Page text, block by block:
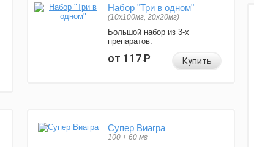
Набор "Три в одном"
(10x100мг, 20x20мг)
Большой набор из 3-х
препаратов.
от 117Р Купить
Супер Виагра
100 + 60 мг